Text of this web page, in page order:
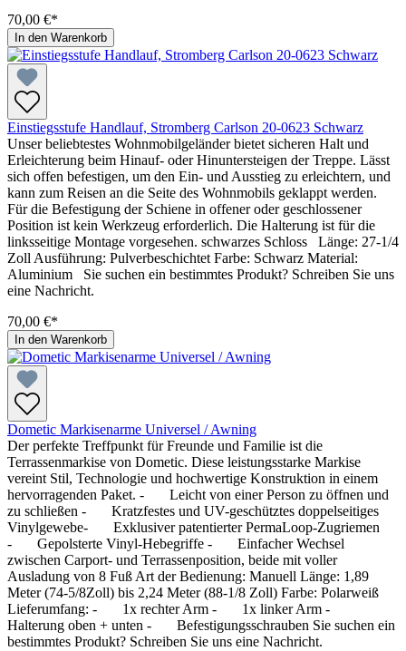
70,00 €*
In den Warenkorb
Einstiegsstufe Handlauf, Stromberg Carlson 20-0623 Schwarz
Unser beliebtestes Wohnmobilgeländer bietet sicheren Halt und
Erleichterung beim Hinauf- oder Hinuntersteigen der Treppe. Lässt
sich offen befestigen, um den Ein- und Ausstieg zu erleichtern, und
kann zum Reisen an die Seite des Wohnmobils geklappt werden.
Für die Befestigung der Schiene in offener oder geschlossener
Position ist kein Werkzeug erforderlich. Die Halterung ist für die
linksseitige Montage vorgesehen. schwarzes Schloss Länge: 27-1/4
Zoll Ausführung: Pulverbeschichtet Farbe: Schwarz Material:
Aluminium Sie suchen ein bestimmtes Produkt? Schreiben Sie uns
eine Nachricht.
70,00 €*
In den Warenkorb
Dometic Markisenarme Universel / Awning
Der perfekte Treffpunkt für Freunde und Familie ist die
Terrassenmarkise von Dometic. Diese leistungsstarke Markise
vereint Stil, Technologie und hochwertige Konstruktion in einem
hervorragenden Paket. - Leicht von einer Person zu öffnen und
zu schließen - Kratzfestes und UV-geschütztes doppelseitiges
Vinylgewebe- Exklusiver patentierter PermaLoop-Zugriemen
- Gepolsterte Vinyl-Hebegriffe - Einfacher Wechsel
zwischen Carport- und Terrassenposition, beide mit voller
Ausladung von 8 Fuß Art der Bedienung: Manuell Länge: 1,89
Meter (74-5/8Zoll) bis 2,24 Meter (88-1/8 Zoll) Farbe: Polarweiß
Lieferumfang: - 1x rechter Arm - 1x linker Arm -
Halterung oben + unten - Befestigungsschrauben Sie suchen ein
bestimmtes Produkt? Schreiben Sie uns eine Nachricht.